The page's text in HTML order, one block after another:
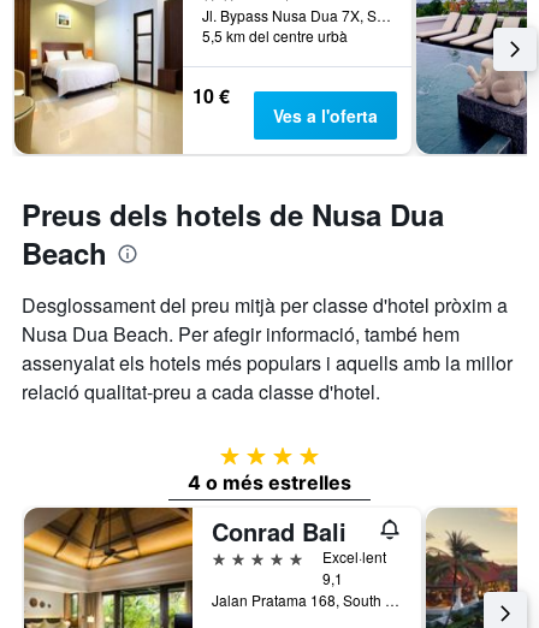
Jl. Bypass Nusa Dua 7X, South Kuta, Indonèsia
5,5 km del centre urbà
10 €
Ves a l'oferta
Preus dels hotels de Nusa Dua
Beach
Desglossament del preu mitjà per classe d'hotel pròxim a
Nusa Dua Beach. Per afegir informació, també hem
assenyalat els hotels més populars i aquells amb la millor
relació qualitat-preu a cada classe d'hotel.
4 estrelles
4 o més estrelles
Conrad Bali
5 estrelles
Excel·lent
9,1
Jalan Pratama 168, South Kuta, Indonèsia